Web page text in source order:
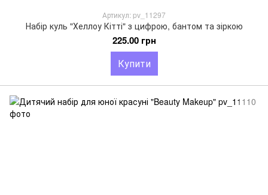
Артикул: pv_11297
Набір куль "Хеллоу Кітті" з цифрою, бантом та зіркою
225.00 грн
Купити